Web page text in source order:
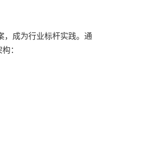
，成为行业标杆实践。通
：